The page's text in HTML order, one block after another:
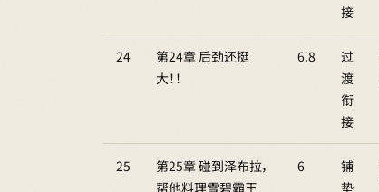
接
24
第24章 后劲还挺
大！！
6.8
过
渡
衔
接
25
第25章 碰到泽布拉，
帮他料理雪碧霸王
6
铺
垫